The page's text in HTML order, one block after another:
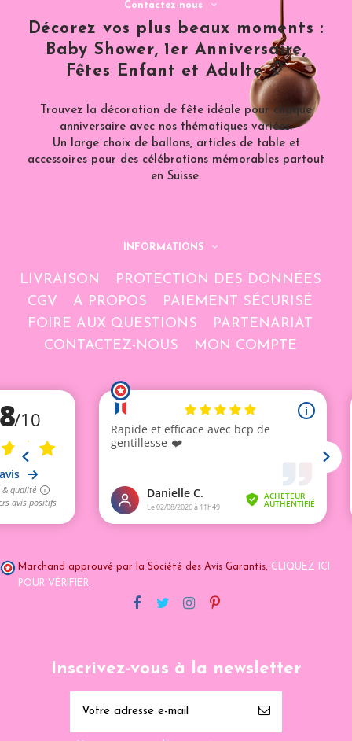
Contactez-nous
Décorez vos plus beaux moments :
Baby Shower, 1er Anniversaire,
Fêtes Enfant et Adulte 🎈
Trouvez la décoration de fête idéale pour chaque
anniversaire avec nos thématiques variées.
Un large choix de ballons, articles de table et
accessoires pour des célébrations mémorables partout
en Suisse.
INFORMATIONS
LIVRAISON
PROTECTION DES DONNÉES
CGV
A PROPOS
PAIEMENT SÉCURISÉ
FOIRE AUX QUESTIONS
PARTENARIAT
CONTACTEZ-NOUS
MON COMPTE
Marchand approuvé par la Société des Avis Garantis, CLIQUEZ ICI
POUR VÉRIFIER.
Inscrivez-vous à la newsletter